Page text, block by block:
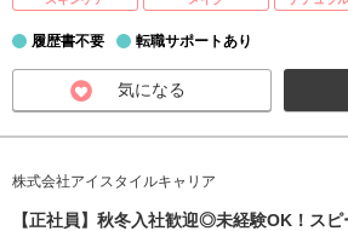
履歴書不要 転職サポートあり
気になる
株式会社アイスタイルキャリア
【正社員】秋冬入社歓迎◎未経験OK！ス